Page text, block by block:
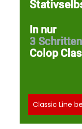
aus
bewährten
nachhaltig
In nur
3 Schritten
Colop
Classic Line